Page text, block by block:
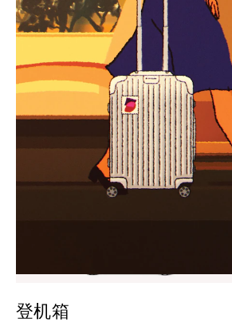
按
下
暂
点
击
按
钮
取
消
静
登机箱